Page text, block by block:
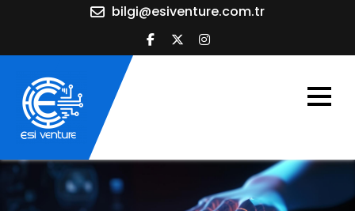
content
bilgi@esiventure.com.tr
öncü